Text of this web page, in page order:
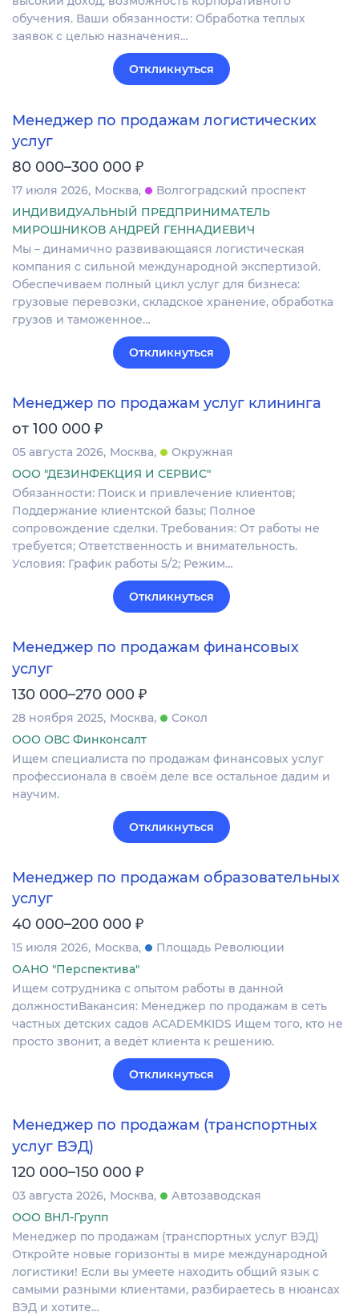
обучения. Ваши обязанности: Обработка теплых
заявок с целью назначения…
Откликнуться
Менеджер по продажам логистических
услуг
80 000–300 000 ₽
17 июля 2026 Москва
Волгоградский проспект
ИНДИВИДУАЛЬНЫЙ ПРЕДПРИНИМАТЕЛЬ
МИРОШНИКОВ АНДРЕЙ ГЕННАДИЕВИЧ
Мы – динамично развивающаяся логистическая
компания с сильной международной экспертизой.
Обеспечиваем полный цикл услуг для бизнеса:
грузовые перевозки, складское хранение, обработка
грузов и таможенное…
Откликнуться
Менеджер по продажам услуг клининга
от 100 000 ₽
05 августа 2026 Москва
Окружная
ООО "ДЕЗИНФЕКЦИЯ И СЕРВИС"
Обязанности: Поиск и привлечение клиентов;
Поддержание клиентской базы; Полное
сопровождение сделки. Требования: От работы не
требуется; Ответственность и внимательность.
Условия: График работы 5/2; Режим…
Откликнуться
Менеджер по продажам финансовых
услуг
130 000–270 000 ₽
28 ноября 2025 Москва
Сокол
ООО ОВС Финконсалт
Ищем специалиста по продажам финансовых услуг
профессионала в своём деле все остальное дадим и
научим.
Откликнуться
Менеджер по продажам образовательных
услуг
40 000–200 000 ₽
15 июля 2026 Москва
Площадь Революции
ОАНО "Перспектива"
Ищем сотрудника с опытом работы в данной
должностиВакансия: Менеджер по продажам в сеть
частных детских садов ACADEMKIDS Ищем того, кто не
просто звонит, а ведёт клиента к решению.
Откликнуться
Менеджер по продажам (транспортных
услуг ВЭД)
120 000–150 000 ₽
03 августа 2026 Москва
Автозаводская
ООО ВНЛ-Групп
Менеджер по продажам (транспортных услуг ВЭД)
Откройте новые горизонты в мире международной
логистики! Если вы умеете находить общий язык с
самыми разными клиентами, разбираетесь в нюансах
ВЭД и хотите…